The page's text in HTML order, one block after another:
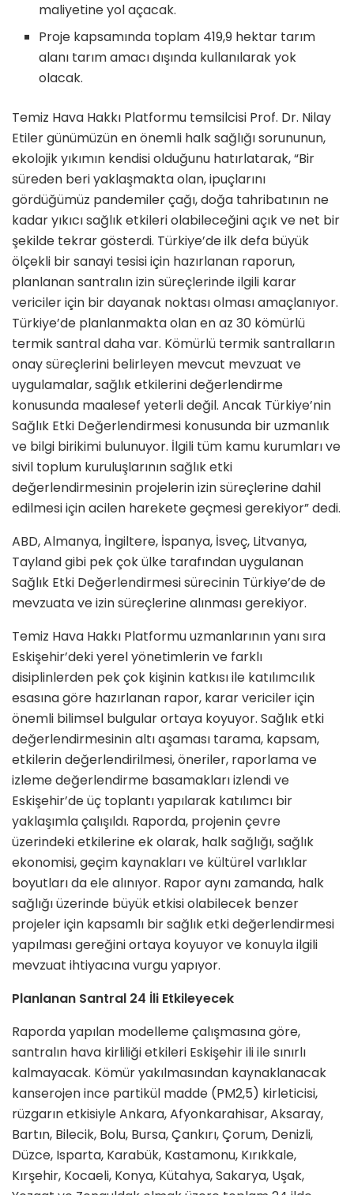
maliyetine yol açacak.
Proje kapsamında toplam 419,9 hektar tarım
alanı tarım amacı dışında kullanılarak yok
olacak.
Temiz Hava Hakkı Platformu temsilcisi Prof. Dr. Nilay
Etiler günümüzün en önemli halk sağlığı sorununun,
ekolojik yıkımın kendisi olduğunu hatırlatarak, “Bir
süreden beri yaklaşmakta olan, ipuçlarını
gördüğümüz pandemiler çağı, doğa tahribatının ne
kadar yıkıcı sağlık etkileri olabileceğini açık ve net bir
şekilde tekrar gösterdi. Türkiye’de ilk defa büyük
ölçekli bir sanayi tesisi için hazırlanan raporun,
planlanan santralın izin süreçlerinde ilgili karar
vericiler için bir dayanak noktası olması amaçlanıyor.
Türkiye’de planlanmakta olan en az 30 kömürlü
termik santral daha var. Kömürlü termik santralların
onay süreçlerini belirleyen mevcut mevzuat ve
uygulamalar, sağlık etkilerini değerlendirme
konusunda maalesef yeterli değil. Ancak Türkiye’nin
Sağlık Etki Değerlendirmesi konusunda bir uzmanlık
ve bilgi birikimi bulunuyor. İlgili tüm kamu kurumları ve
sivil toplum kuruluşlarının sağlık etki
değerlendirmesinin projelerin izin süreçlerine dahil
edilmesi için acilen harekete geçmesi gerekiyor” dedi.
ABD, Almanya, İngiltere, İspanya, İsveç, Litvanya,
Tayland gibi pek çok ülke tarafından uygulanan
Sağlık Etki Değerlendirmesi sürecinin Türkiye’de de
mevzuata ve izin süreçlerine alınması gerekiyor.
Temiz Hava Hakkı Platformu uzmanlarının yanı sıra
Eskişehir’deki yerel yönetimlerin ve farklı
disiplinlerden pek çok kişinin katkısı ile katılımcılık
esasına göre hazırlanan rapor, karar vericiler için
önemli bilimsel bulgular ortaya koyuyor. Sağlık etki
değerlendirmesinin altı aşaması tarama, kapsam,
etkilerin değerlendirilmesi, öneriler, raporlama ve
izleme değerlendirme basamakları izlendi ve
Eskişehir’de üç toplantı yapılarak katılımcı bir
yaklaşımla çalışıldı. Raporda, projenin çevre
üzerindeki etkilerine ek olarak, halk sağlığı, sağlık
ekonomisi, geçim kaynakları ve kültürel varlıklar
boyutları da ele alınıyor. Rapor aynı zamanda, halk
sağlığı üzerinde büyük etkisi olabilecek benzer
projeler için kapsamlı bir sağlık etki değerlendirmesi
yapılması gereğini ortaya koyuyor ve konuyla ilgili
mevzuat ihtiyacına vurgu yapıyor.
Planlanan Santral 24 İli Etkileyecek
Raporda yapılan modelleme çalışmasına göre,
santralın hava kirliliği etkileri Eskişehir ili ile sınırlı
kalmayacak. Kömür yakılmasından kaynaklanacak
kanserojen ince partikül madde (PM2,5) kirleticisi,
rüzgarın etkisiyle Ankara, Afyonkarahisar, Aksaray,
Bartın, Bilecik, Bolu, Bursa, Çankırı, Çorum, Denizli,
Düzce, Isparta, Karabük, Kastamonu, Kırıkkale,
Kırşehir, Kocaeli, Konya, Kütahya, Sakarya, Uşak,